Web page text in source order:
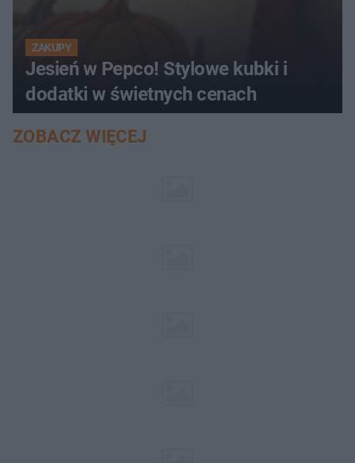
ZAKUPY
Jesień w Pepco! Stylowe kubki i
dodatki w świetnych cenach
ZOBACZ WIĘCEJ